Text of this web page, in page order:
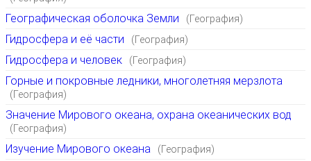
Географическая оболочка Земли (География)
Гидросфера и её части (География)
Гидросфера и человек (География)
Горные и покровные ледники, многолетняя мерзлота
(География)
Значение Мирового океана, охрана океанических вод
(География)
Изучение Мирового океана (География)